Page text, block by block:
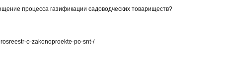
процесса газификации садоводческих товариществ?
o-zakonoproekte-po-snt-/